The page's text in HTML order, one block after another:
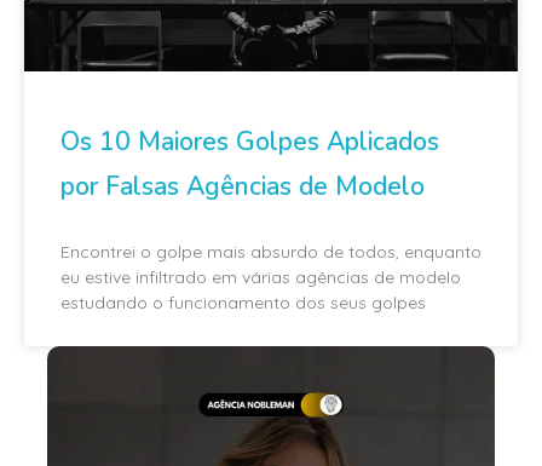
Os 10 Maiores Golpes Aplicados
por Falsas Agências de Modelo
Encontrei o golpe mais absurdo de todos, enquanto
eu estive infiltrado em várias agências de modelo
estudando o funcionamento dos seus golpes